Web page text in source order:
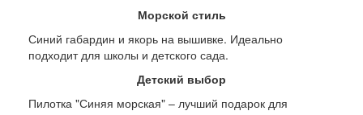
Морской стиль
Синий габардин и якорь на вышивке. Идеально
подходит для школы и детского сада.
Детский выбор
Пилотка "Синяя морская" – лучший подарок для